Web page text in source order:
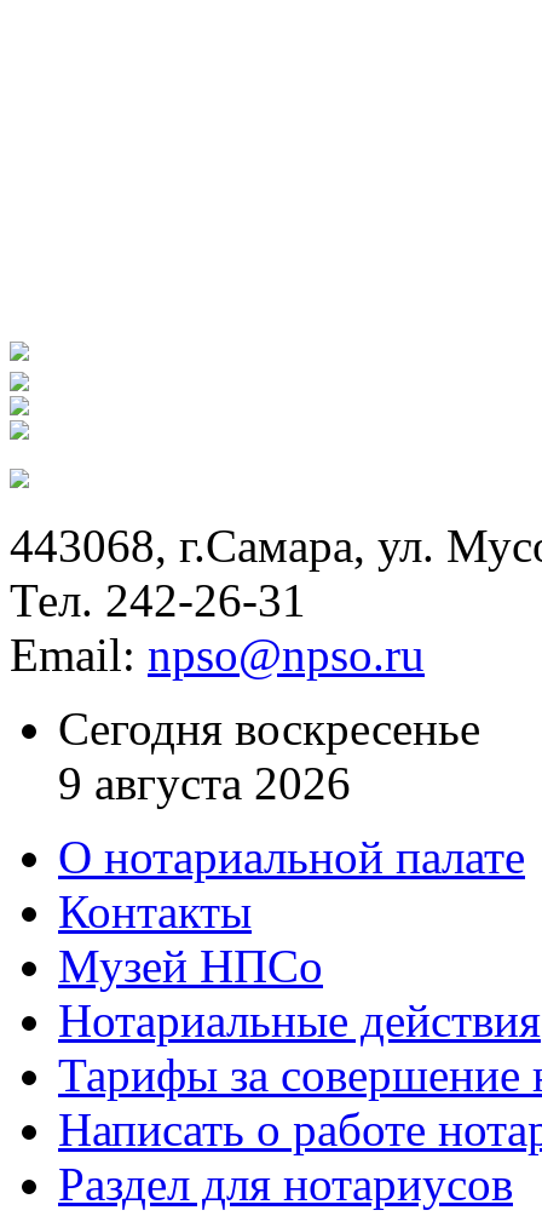
443068, г.Самара, ул.
Тел. 242-26-31
Email: npso@npso.ru
Сегодня воскресенье
9 августа 2026
О нотариальной палате
Контакты
Музей НПСо
Нотариальные действия
Тарифы за совершение
Написать о работе
Раздел для нотариусов